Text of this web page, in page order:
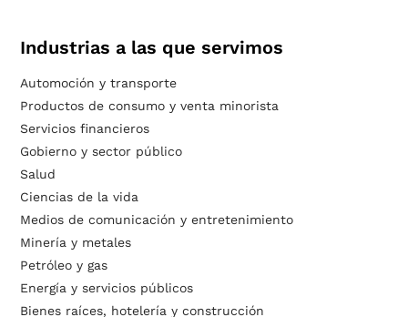
Industrias a las que servimos
Automoción y transporte
Productos de consumo y venta minorista
Servicios financieros
Gobierno y sector público
Salud
Ciencias de la vida
Medios de comunicación y entretenimiento
Minería y metales
Petróleo y gas
Energía y servicios públicos
Bienes raíces, hotelería y construcción